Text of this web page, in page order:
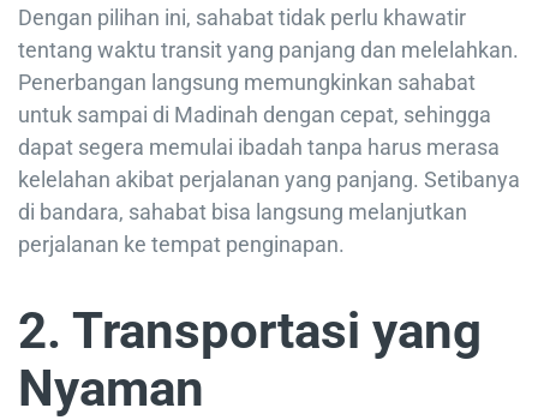
Dengan pilihan ini, sahabat tidak perlu khawatir
tentang waktu transit yang panjang dan melelahkan.
Penerbangan langsung memungkinkan sahabat
untuk sampai di Madinah dengan cepat, sehingga
dapat segera memulai ibadah tanpa harus merasa
kelelahan akibat perjalanan yang panjang. Setibanya
di bandara, sahabat bisa langsung melanjutkan
perjalanan ke tempat penginapan.
2. Transportasi yang
Nyaman